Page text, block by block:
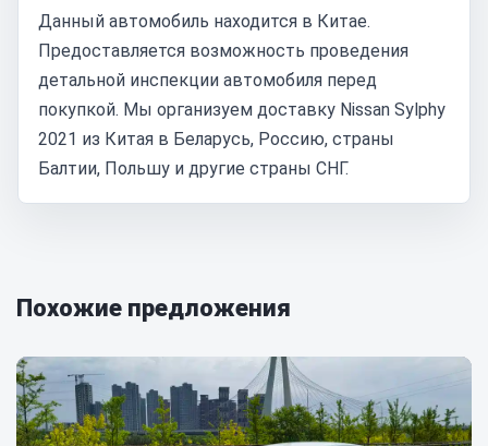
Данный автомобиль находится в Китае.
Предоставляется возможность проведения
детальной инспекции автомобиля перед
покупкой. Мы организуем доставку Nissan Sylphy
2021 из Китая в Беларусь, Россию, страны
Балтии, Польшу и другие страны СНГ.
Похожие предложения